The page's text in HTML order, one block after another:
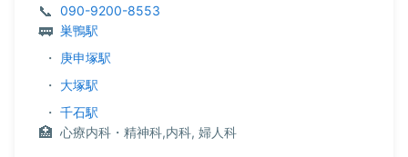
090-9200-8553
巣鴨駅
・
庚申塚駅
・ 大塚駅
・ 千石駅
心療内科・精神科,内科, 婦人科